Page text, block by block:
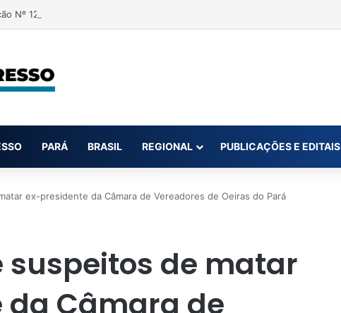
Nº 126/2026 – SUZANO S.A ( FAZENDA PRECIOSA)
PARÁ BRASIL REGIONAL PUBLICAÇÕES E EDITAIS
ex-presidente da Câmara de Vereadores de Oeiras do Pará
suspeitos de matar
Câmara de